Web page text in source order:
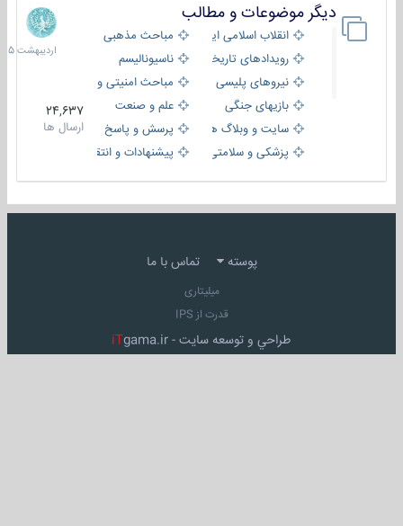
دیگر موضوعات و مطالب
انقلاب اسلامی ایران
مباحث مذهبی
رویدادهای تاریخی و مذهبیناسیونالیسم
نیروهای پلیسی
مباحث امنیتی و اطلاعاتی
بازیهای جنگی
علم و صنعت
سایت و وبلاگ ها
پرسش و پاسخ
پزشکی و سلامتی
پیشنهادات و انتقادات
24,637
ارسال ها
8
1405
پوسته تماس با ما
میلیتاری
قدرت از IPS
طراحي و توسعه سايت - iTgama.ir